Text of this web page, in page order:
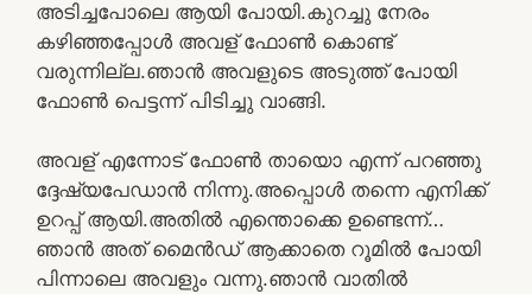
അടിച്ചപോലെ ആയി പോയി.കുറച്ചു നേരം
കഴിഞ്ഞപ്പോൾ അവള് ഫോൺ കൊണ്ട്
വരുന്നില്ല.ഞാൻ അവളുടെ അടുത്ത് പോയി
ഫോൺ പെട്ടന്ന് പിടിച്ചു വാങ്ങി.
അവള് എന്നോട് ഫോൺ തായൊ എന്ന് പറഞ്ഞു
ദ്ദേഷ്യപേഡാൻ നിന്നു.അപ്പൊൾ തന്നെ എനിക്ക്
ഉറപ്പ് ആയി.അതിൽ എന്തൊക്കെ ഉണ്ടെന്ന്…
ഞാൻ അത് മൈൻഡ് ആക്കാതെ റൂമിൽ പോയി
പിന്നാലെ അവളും വന്നു.ഞാൻ വാതിൽ